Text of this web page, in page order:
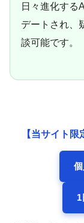
日々進化する
デートされ、
談可能です。
【当サイト
1